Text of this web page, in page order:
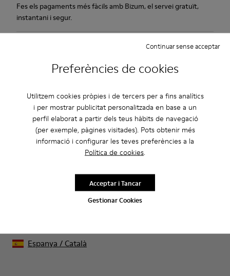
Preferències de cookies
Utilitzem cookies pròpies i de tercers per a fins analítics
i per mostrar publicitat personalitzada en base a un
perfil elaborat a partir dels teus hàbits de navegació
(per exemple, pàgines visitades). Pots obtenir més
informació i configurar les teves preferències a la
Política de cookies.
Gestionar Cookies
Continuar sense acceptar
Acceptar i Tancar
Fes els pagaments més fàcils amb Bizum, el servei gratuït,
instantani i segur.
Rebaixes: Aconsegueix un 10% de
descompte extra
Això mateix. Com a membre de la comunitat podràs gaudir
d’avantatges exclusius com descomptes, accés anticipat,
Espanya / Català